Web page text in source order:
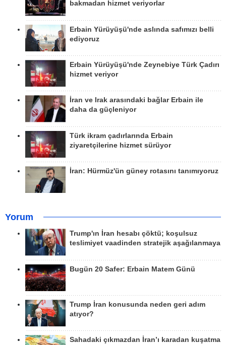
bakmadan hizmet veriyorlar
Erbain Yürüyüşü'nde aslında safımızı belli
ediyoruz
Erbain Yürüyüşü'nde Zeynebiye Türk Çadırı
hizmet veriyor
İran ve Irak arasındaki bağlar Erbain ile
daha da güçleniyor
Türk ikram çadırlarında Erbain
ziyaretçilerine hizmet sürüyor
İran: Hürmüz'ün güney rotasını tanımıyoruz
Yorum
Trump'ın İran hesabı çöktü; koşulsuz
teslimiyet vaadinden stratejik aşağılanmaya
Bugün 20 Safer: Erbain Matem Günü
Trump İran konusunda neden geri adım
atıyor?
Sahadaki çıkmazdan İran’ı karadan kuşatma